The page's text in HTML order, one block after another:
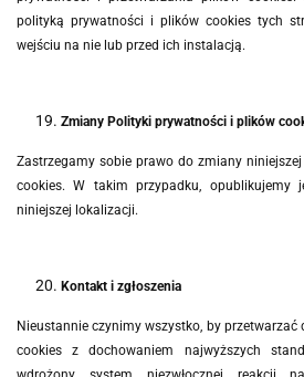
polityką prywatności i plików cookies tych
wejściu na nie lub przed ich instalacją.
Zmiany Polityki prywatności i plików
Zastrzegamy sobie prawo do zmiany
cookies. W takim przypadku, opublikujemy
niniejszej lokalizacji.
Kontakt i zgłoszenia
Nieustannie czynimy wszystko, by
cookies z dochowaniem najwyższych